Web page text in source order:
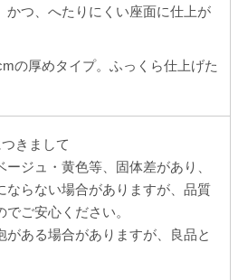
かつ、へたりにくい座面に仕上が
の厚めタイプ。ふっくら仕上げた
きまして
ージュ・黄色等、固体差があり、
ならない場合がありますが、品質
でご安心ください。
がある場合がありますが、良品と